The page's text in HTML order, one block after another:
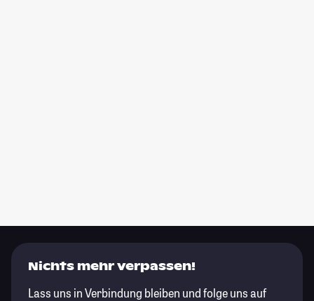
Nichts mehr verpassen!
Lass uns in Verbindung bleiben und folge uns auf